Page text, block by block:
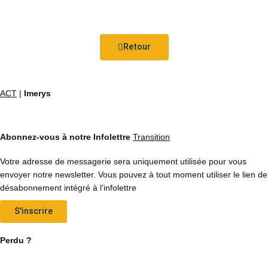
Retour
ACT | Imerys
Abonnez-vous à notre Infolettre Transition
Votre adresse de messagerie sera uniquement utilisée pour vous
envoyer notre newsletter. Vous pouvez à tout moment utiliser le lien de
désabonnement intégré à l’infolettre
S'inscrire
Perdu ?